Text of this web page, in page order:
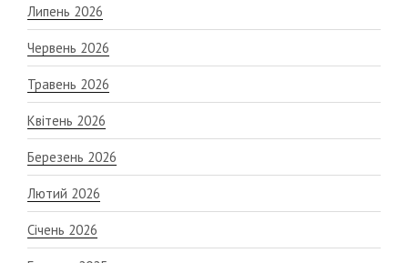
Липень 2026
Червень 2026
Травень 2026
Квітень 2026
Березень 2026
Лютий 2026
Січень 2026